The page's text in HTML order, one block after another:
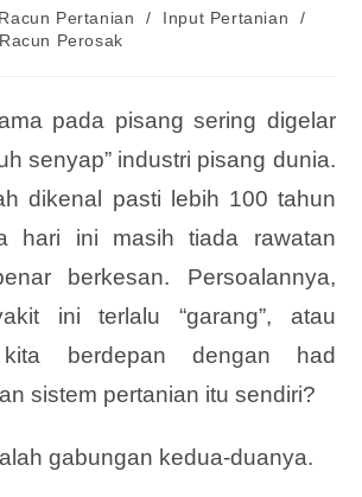
Pertanian / Input Pertanian
/
Perosak
pada pisang sering digelar
senyap” industri pisang dunia.
dikenal pasti lebih 100 tahun
hari ini masih tiada rawatan
berkesan. Persoalannya,
ini terlalu “garang”, atau
kita berdepan dengan had
sistem pertanian itu sendiri?
gabungan kedua-duanya.